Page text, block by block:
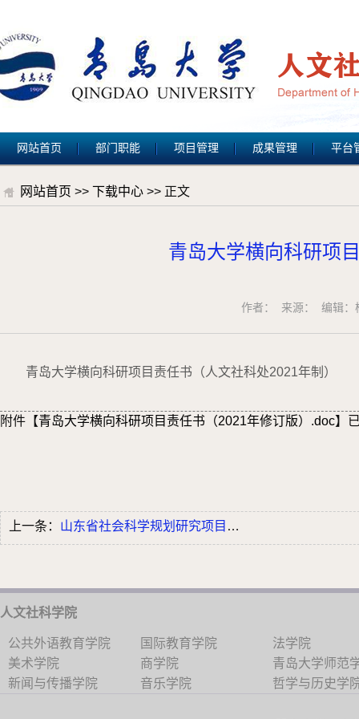
网站首页 部门职能 项目管理 成果管理 平台
网站首页 >> 下载中心 >> 正文
青岛大学横向科研项
作者： 来源： 编辑
青岛大学横向科研项目责任书（人文社科处2021年制）
附件【青岛大学横向科研项目责任书（2021年修订版）.doc】
上一条： 山东省社会科学规划研究项目鉴定结项审...
人文社科学院
公共外语教育学院 国际教育学院
法学院
美术学院
商学院
青岛大学师范
新闻与传播学院
音乐学院 哲学与历史学